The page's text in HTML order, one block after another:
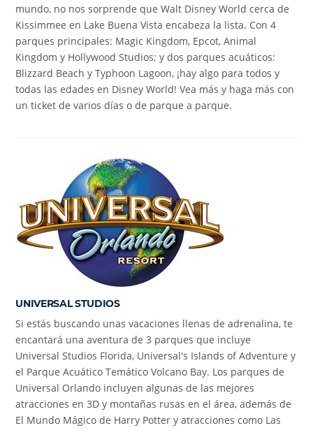
mundo, no nos sorprende que Walt Disney World cerca de
Kissimmee en Lake Buena Vista encabeza la lista. Con 4
parques principales: Magic Kingdom, Epcot, Animal
Kingdom y Hollywood Studios; y dos parques acuáticos:
Blizzard Beach y Typhoon Lagoon, ¡hay algo para todos y
todas las edades en Disney World! Vea más y haga más con
un ticket de varios días o de parque a parque.
UNIVERSAL STUDIOS
Si estás buscando unas vacaciones llenas de adrenalina, te
encantará una aventura de 3 parques que incluye
Universal Studios Florida, Universal's Islands of Adventure y
el Parque Acuático Temático Volcano Bay. Los parques de
Universal Orlando incluyen algunas de las mejores
atracciones en 3D y montañas rusas en el área, además de
El Mundo Mágico de Harry Potter y atracciones como Las